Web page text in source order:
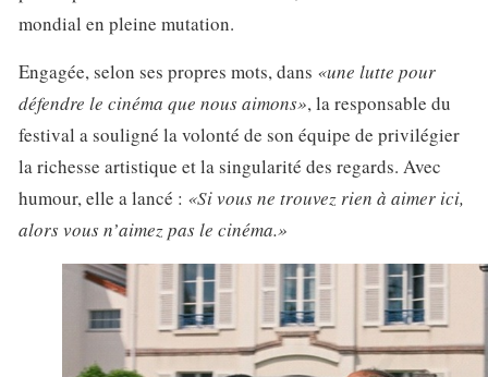
mondial en pleine mutation.
Engagée, selon ses propres mots, dans «une lutte pour
défendre le cinéma que nous aimons», la responsable du
festival a souligné la volonté de son équipe de privilégier
la richesse artistique et la singularité des regards. Avec
humour, elle a lancé : «Si vous ne trouvez rien à aimer ici,
alors vous n’aimez pas le cinéma.»